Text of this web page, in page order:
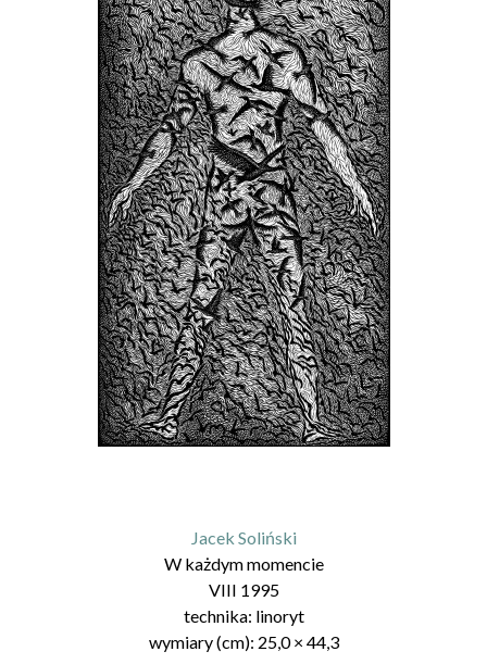
Jacek Soliński
W każdym momencie
VIII 1995
technika: linoryt
wymiary (cm): 25,0× 44,3